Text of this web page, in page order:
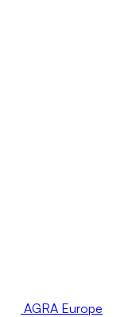
AGRA Europe